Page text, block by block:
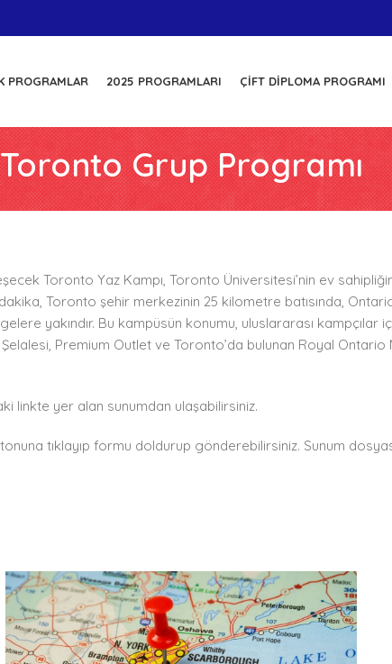
PROGRAMLAR 2025 PROGRAMLARI ÇIFT DIPLOMA PROGRAMI
Toronto Grup Programı
Toronto Yaz Kampı, Toronto Üniversitesi’nin ev
Toronto şehir merkezinin 25 kilometre batısında, Ontario
yakındır. Bu kampüsün konumu, uluslararası kampçılar
Premium Outlet ve Toronto’da bulunan Royal
linkte yer alan sunumdan ulaşabilirsiniz.
tıklayıp formu doldurup gönderebilirsiniz. Sunum